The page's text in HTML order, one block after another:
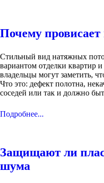
Почему провисает
Стильный вид натяжных
вариантом отделки квартир
владельцы могут заметить,
Что это: дефект полотна,
соседей или так и должно
Подробнее...
Защищают ли
шума